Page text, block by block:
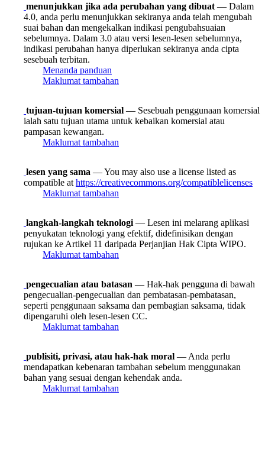
menunjukkan jika ada perubahan yang dibuat — Dalam
4.0, anda perlu menunjukkan sekiranya anda telah mengubah
suai bahan dan mengekalkan indikasi pengubahsuaian
sebelumnya. Dalam 3.0 atau versi lesen-lesen sebelumnya,
indikasi perubahan hanya diperlukan sekiranya anda cipta
sesebuah terbitan.
Menanda panduan
Maklumat tambahan
tujuan-tujuan komersial — Sesebuah penggunaan komersial
ialah satu tujuan utama untuk kebaikan komersial atau
pampasan kewangan.
Maklumat tambahan
lesen yang sama — You may also use a license listed as
compatible at https://creativecommons.org/compatiblelicenses
Maklumat tambahan
langkah-langkah teknologi — Lesen ini melarang aplikasi
penyukatan teknologi yang efektif, didefinisikan dengan
rujukan ke Artikel 11 daripada Perjanjian Hak Cipta WIPO.
Maklumat tambahan
pengecualian atau batasan — Hak-hak pengguna di bawah
pengecualian-pengecualian dan pembatasan-pembatasan,
seperti penggunaan saksama dan pembagian saksama, tidak
dipengaruhi oleh lesen-lesen CC.
Maklumat tambahan
publisiti, privasi, atau hak-hak moral — Anda perlu
mendapatkan kebenaran tambahan sebelum menggunakan
bahan yang sesuai dengan kehendak anda.
Maklumat tambahan